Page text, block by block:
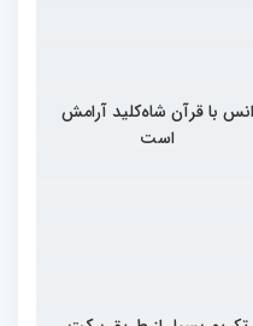
انس با قرآن شاه‌کلید آرامش
است